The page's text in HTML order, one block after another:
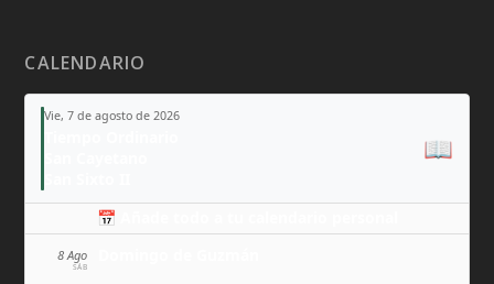
CALENDARIO
Vie, 7 de agosto de 2026
📖
📅 Añade todo a tu calendario personal
8 Ago
SÁB